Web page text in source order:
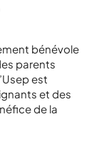
bénévole
parents
est
et des
de la